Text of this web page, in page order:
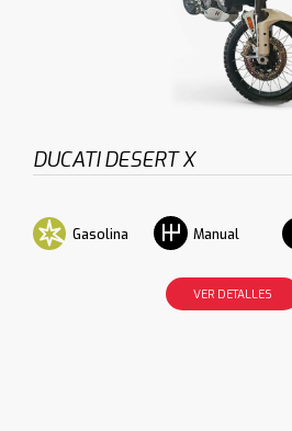
DUCATI DESERT X
Gasolina Manual
VER DETALLES